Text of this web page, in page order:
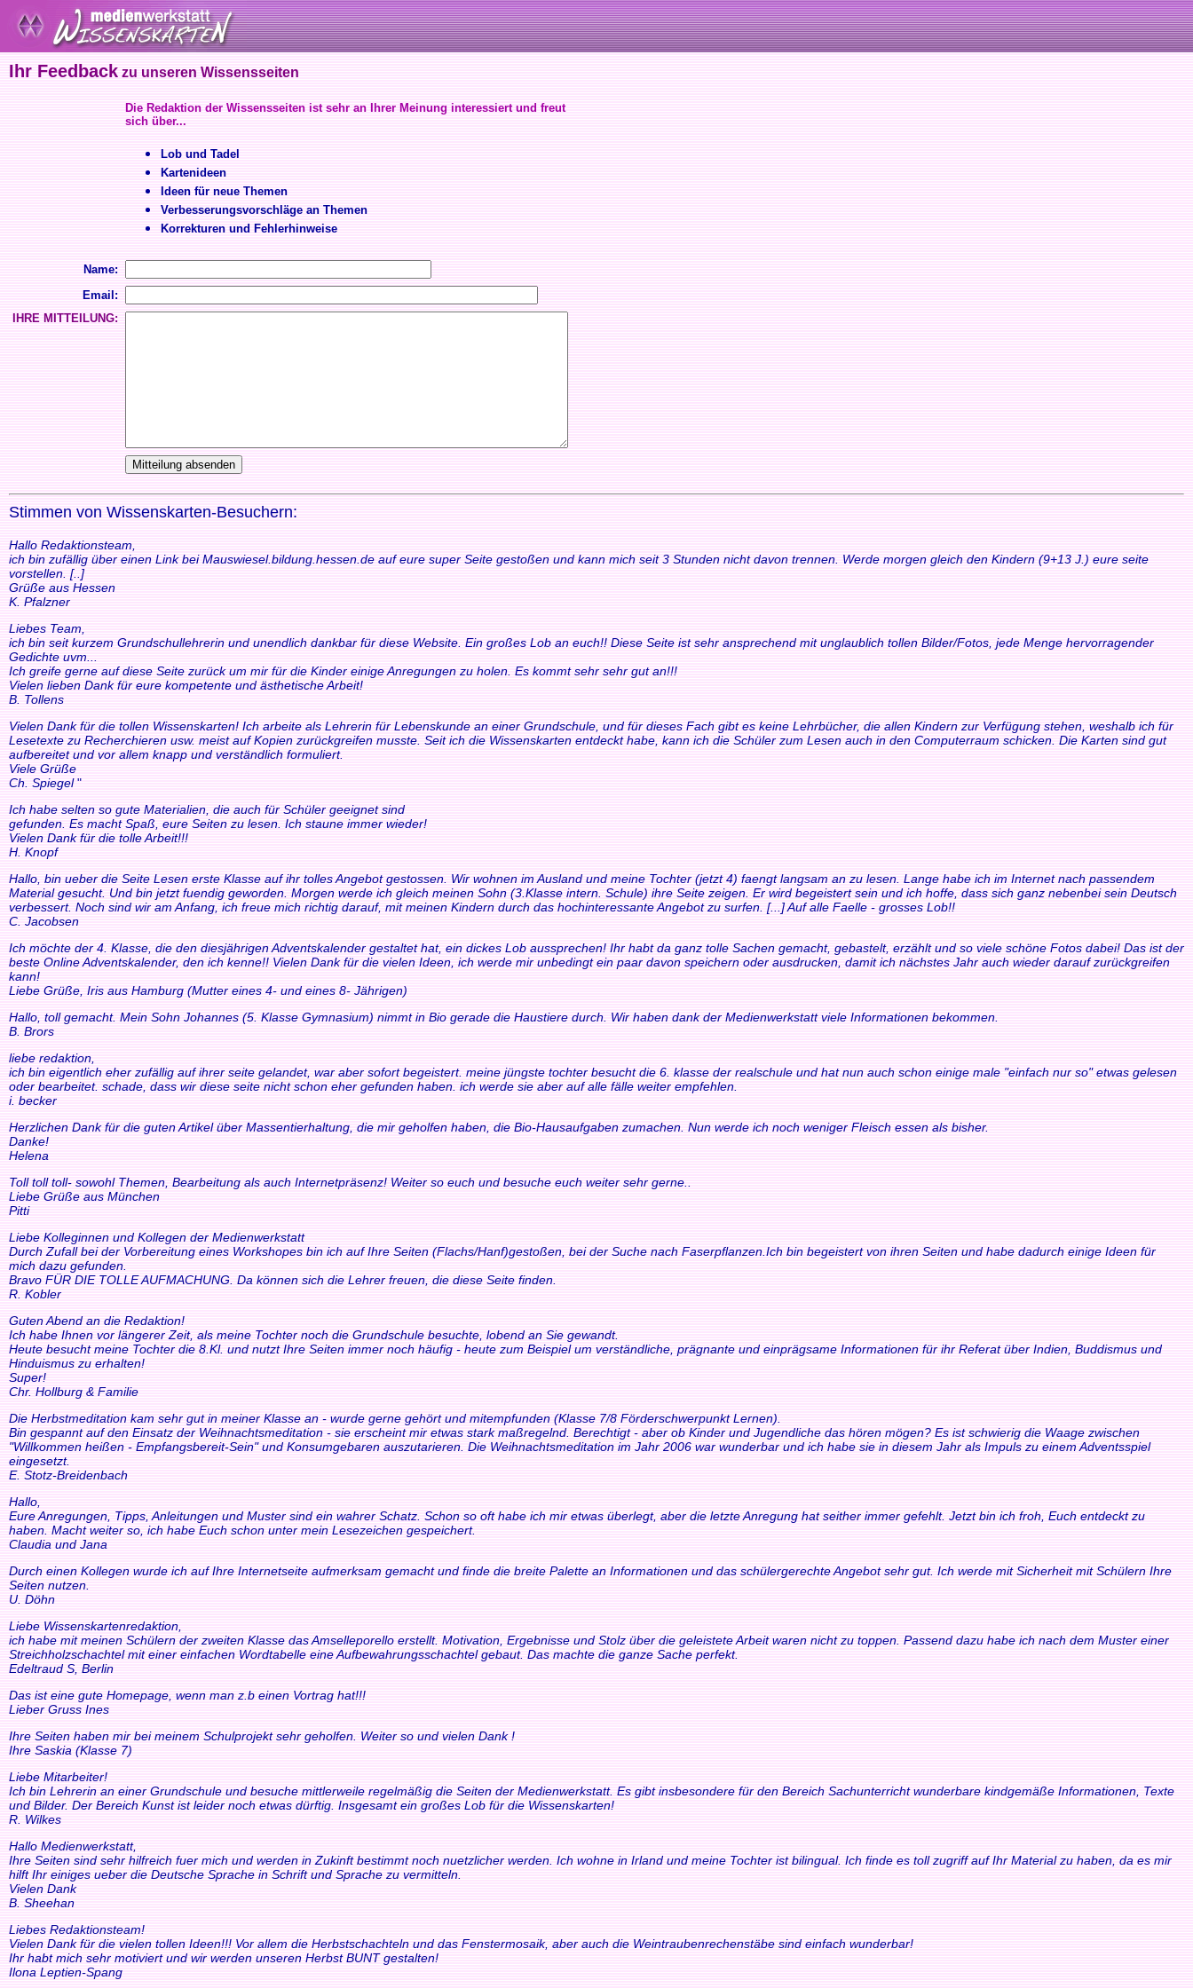
Ihr Feedback zu unseren Wissensseiten
Die Redaktion der Wissensseiten ist sehr an Ihrer Meinung interessiert und freut
sich über...
Lob und Tadel
Kartenideen
Ideen für neue Themen
Verbesserungsvorschläge an Themen
Korrekturen und Fehlerhinweise
Name:
Email:
IHRE MITTEILUNG:
Stimmen von Wissenskarten-Besuchern:
Hallo Redaktionsteam,
ich bin zufällig über einen Link bei Mauswiesel.bildung.hessen.de auf eure super Seite gestoßen und kann mich seit 3 Stunden nicht davon trennen. Werde morgen gleich den Kindern (9+13 J.) eure seite
vorstellen. [..]
Grüße aus Hessen
K. Pfalzner
Liebes Team,
ich bin seit kurzem Grundschullehrerin und unendlich dankbar für diese Website. Ein großes Lob an euch!! Diese Seite ist sehr ansprechend mit unglaublich tollen Bilder/Fotos, jede Menge hervorragender
Gedichte uvm...
Ich greife gerne auf diese Seite zurück um mir für die Kinder einige Anregungen zu holen. Es kommt sehr sehr gut an!!!
Vielen lieben Dank für eure kompetente und ästhetische Arbeit!
B. Tollens
Vielen Dank für die tollen Wissenskarten! Ich arbeite als Lehrerin für Lebenskunde an einer Grundschule, und für dieses Fach gibt es keine Lehrbücher, die allen Kindern zur Verfügung stehen, weshalb ich für
Lesetexte zu Recherchieren usw. meist auf Kopien zurückgreifen musste. Seit ich die Wissenskarten entdeckt habe, kann ich die Schüler zum Lesen auch in den Computerraum schicken. Die Karten sind gut
aufbereitet und vor allem knapp und verständlich formuliert.
Viele Grüße
Ch. Spiegel"
Ich habe selten so gute Materialien, die auch für Schüler geeignet sind
gefunden. Es macht Spaß, eure Seiten zu lesen. Ich staune immer wieder!
Vielen Dank für die tolle Arbeit!!!
H. Knopf
Hallo, bin ueber die Seite Lesen erste Klasse auf ihr tolles Angebot gestossen. Wir wohnen im Ausland und meine Tochter (jetzt 4) faengt langsam an zu lesen. Lange habe ich im Internet nach passendem
Material gesucht. Und bin jetzt fuendig geworden. Morgen werde ich gleich meinen Sohn (3.Klasse intern. Schule) ihre Seite zeigen. Er wird begeistert sein und ich hoffe, dass sich ganz nebenbei sein Deutsch
verbessert. Noch sind wir am Anfang, ich freue mich richtig darauf, mit meinen Kindern durch das hochinteressante Angebot zu surfen. [...] Auf alle Faelle - grosses Lob!!
C. Jacobsen
Ich möchte der 4. Klasse, die den diesjährigen Adventskalender gestaltet hat, ein dickes Lob aussprechen! Ihr habt da ganz tolle Sachen gemacht, gebastelt, erzählt und so viele schöne Fotos dabei! Das ist der
beste Online Adventskalender, den ich kenne!! Vielen Dank für die vielen Ideen, ich werde mir unbedingt ein paar davon speichern oder ausdrucken, damit ich nächstes Jahr auch wieder darauf zurückgreifen
kann!
Liebe Grüße, Iris aus Hamburg (Mutter eines 4- und eines 8- Jährigen)
Hallo, toll gemacht. Mein Sohn Johannes (5. Klasse Gymnasium) nimmt in Bio gerade die Haustiere durch. Wir haben dank der Medienwerkstatt viele Informationen bekommen.
B. Brors
liebe redaktion,
ich bin eigentlich eher zufällig auf ihrer seite gelandet, war aber sofort begeistert. meine jüngste tochter besucht die 6. klasse der realschule und hat nun auch schon einige male "einfach nur so" etwas gelesen
oder bearbeitet. schade, dass wir diese seite nicht schon eher gefunden haben. ich werde sie aber auf alle fälle weiter empfehlen.
i. becker
Herzlichen Dank für die guten Artikel über Massentierhaltung, die mir geholfen haben, die Bio-Hausaufgaben zumachen. Nun werde ich noch weniger Fleisch essen als bisher.
Danke!
Helena
Toll toll toll- sowohl Themen, Bearbeitung als auch Internetpräsenz! Weiter so euch und besuche euch weiter sehr gerne..
Liebe Grüße aus München
Pitti
Liebe Kolleginnen und Kollegen der Medienwerkstatt
Durch Zufall bei der Vorbereitung eines Workshopes bin ich auf Ihre Seiten (Flachs/Hanf)gestoßen, bei der Suche nach Faserpflanzen.Ich bin begeistert von ihren Seiten und habe dadurch einige Ideen für
mich dazu gefunden.
Bravo FÜR DIE TOLLE AUFMACHUNG. Da können sich die Lehrer freuen, die diese Seite finden.
R. Kobler
Guten Abend an die Redaktion!
Ich habe Ihnen vor längerer Zeit, als meine Tochter noch die Grundschule besuchte, lobend an Sie gewandt.
Heute besucht meine Tochter die 8.Kl. und nutzt Ihre Seiten immer noch häufig - heute zum Beispiel um verständliche, prägnante und einprägsame Informationen für ihr Referat über Indien, Buddismus und
Hinduismus zu erhalten!
Super!
Chr. Hollburg & Familie
Die Herbstmeditation kam sehr gut in meiner Klasse an - wurde gerne gehört und mitempfunden (Klasse 7/8 Förderschwerpunkt Lernen).
Bin gespannt auf den Einsatz der Weihnachtsmeditation - sie erscheint mir etwas stark maßregelnd. Berechtigt - aber ob Kinder und Jugendliche das hören mögen? Es ist schwierig die Waage zwischen
"Willkommen heißen - Empfangsbereit-Sein" und Konsumgebaren auszutarieren. Die Weihnachtsmeditation im Jahr 2006 war wunderbar und ich habe sie in diesem Jahr als Impuls zu einem Adventsspiel
eingesetzt.
E. Stotz-Breidenbach
Hallo,
Eure Anregungen, Tipps, Anleitungen und Muster sind ein wahrer Schatz. Schon so oft habe ich mir etwas überlegt, aber die letzte Anregung hat seither immer gefehlt. Jetzt bin ich froh, Euch entdeckt zu
haben. Macht weiter so, ich habe Euch schon unter mein Lesezeichen gespeichert.
Claudia und Jana
Durch einen Kollegen wurde ich auf Ihre Internetseite aufmerksam gemacht und finde die breite Palette an Informationen und das schülergerechte Angebot sehr gut. Ich werde mit Sicherheit mit Schülern Ihre
Seiten nutzen.
U. Döhn
Liebe Wissenskartenredaktion,
ich habe mit meinen Schülern der zweiten Klasse das Amselleporello erstellt. Motivation, Ergebnisse und Stolz über die geleistete Arbeit waren nicht zu toppen. Passend dazu habe ich nach dem Muster einer
Streichholzschachtel mit einer einfachen Wordtabelle eine Aufbewahrungsschachtel gebaut. Das machte die ganze Sache perfekt.
Edeltraud S, Berlin
Das ist eine gute Homepage, wenn man z.b einen Vortrag hat!!!
Lieber Gruss Ines
Ihre Seiten haben mir bei meinem Schulprojekt sehr geholfen. Weiter so und vielen Dank !
Ihre Saskia (Klasse 7)
Liebe Mitarbeiter!
Ich bin Lehrerin an einer Grundschule und besuche mittlerweile regelmäßig die Seiten der Medienwerkstatt. Es gibt insbesondere für den Bereich Sachunterricht wunderbare kindgemäße Informationen, Texte
und Bilder. Der Bereich Kunst ist leider noch etwas dürftig. Insgesamt ein großes Lob für die Wissenskarten!
R. Wilkes
Hallo Medienwerkstatt,
Ihre Seiten sind sehr hilfreich fuer mich und werden in Zukinft bestimmt noch nuetzlicher werden. Ich wohne in Irland und meine Tochter ist bilingual. Ich finde es toll zugriff auf Ihr Material zu haben, da es mir
hilft Ihr einiges ueber die Deutsche Sprache in Schrift und Sprache zu vermitteln.
Vielen Dank
B. Sheehan
Liebes Redaktionsteam!
Vielen Dank für die vielen tollen Ideen!!! Vor allem die Herbstschachteln und das Fenstermosaik, aber auch die Weintraubenrechenstäbe sind einfach wunderbar!
Ihr habt mich sehr motiviert und wir werden unseren Herbst BUNT gestalten!
Ilona Leptien-Spang